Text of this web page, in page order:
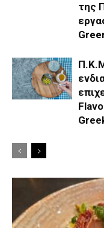
της